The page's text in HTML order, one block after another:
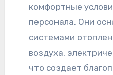
комфортные
персонала. Они
системами
воздуха,
что создает